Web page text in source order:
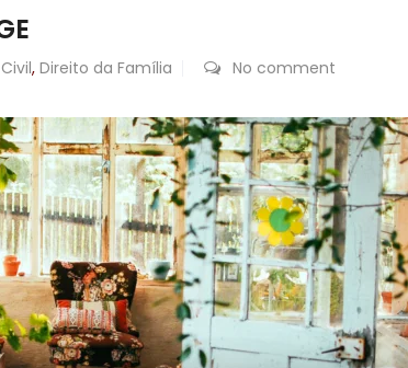
, Direito da Família No comment